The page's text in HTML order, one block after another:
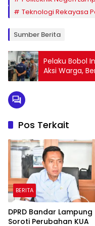
Teknologi Rekayasa
Sumber Berita
Pelaku Bobol
Aksi Warga,
Pos Terkait
BERITA
DPRD Bandar Lampung
Soroti Perubahan KUA